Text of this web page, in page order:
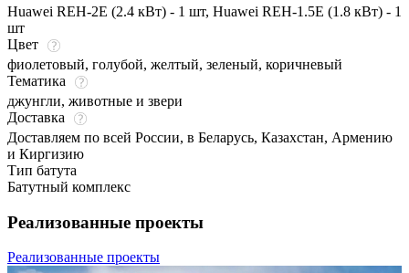
Huawei REH-2E (2.4 кВт) - 1 шт, Huawei REH-1.5E (1.8 кВт) - 1
шт
Цвет
фиолетовый, голубой, желтый, зеленый, коричневый
Тематика
джунгли, животные и звери
Доставка
Доставляем по всей России, в Беларусь, Казахстан, Армению
и Киргизию
Тип батута
Батутный комплекс
Реализованные проекты
Реализованные проекты